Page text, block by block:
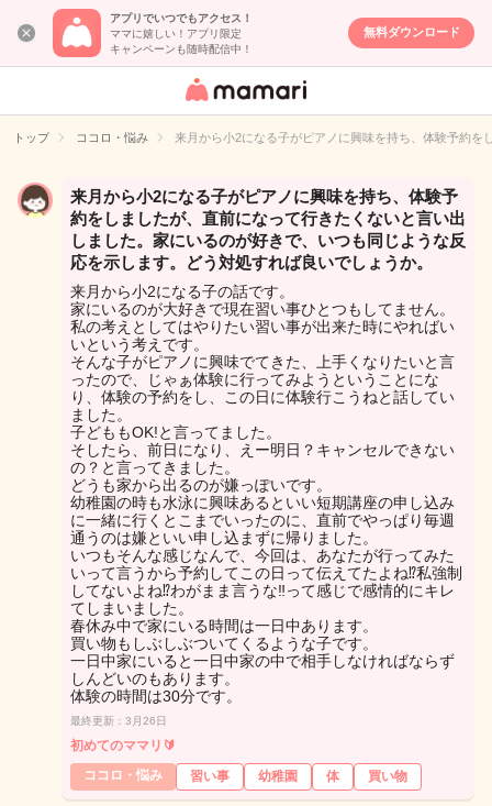
アプリでいつでもアクセス！
ママに嬉しい！アプリ限定
キャンペーンも随時配信中！
無料ダウンロード
女性専用匿名QA
イト
トップ ココロ・悩み 来月から小2になる子がピアノに興味を持ち、体験予約
来月から小2になる子がピアノに興味を持ち、体験予
約をしましたが、直前になって行きたくないと言い出
しました。家にいるのが好きで、いつも同じような反
応を示します。どう対処すれば良いでしょうか。
来月から小2になる子の話です。
家にいるのが大好きで現在習い事ひとつもしてません。
私の考えとしてはやりたい習い事が出来た時にやればい
いという考えです。
そんな子がピアノに興味でてきた、上手くなりたいと言
ったので、じゃぁ体験に行ってみようということにな
り、体験の予約をし、この日に体験行こうねと話してい
ました。
子どももOK!と言ってました。
そしたら、前日になり、えー明日？キャンセルできない
の？と言ってきました。
どうも家から出るのが嫌っぽいです。
幼稚園の時も水泳に興味あるといい短期講座の申し込み
に一緒に行くとこまでいったのに、直前でやっぱり毎週
通うのは嫌といい申し込まずに帰りました。
いつもそんな感じなんで、今回は、あなたが行ってみた
いって言うから予約してこの日って伝えてたよね⁉️私強制
してないよね⁉️わがまま言うな‼️って感じで感情的にキレ
てしまいました。
春休み中で家にいる時間は一日中あります。
買い物もしぶしぶついてくるような子です。
一日中家にいると一日中家の中で相手しなければならず
しんどいのもあります。
体験の時間は30分です。
最終更新：3月26日
初めてのママリ🔰
ココロ・悩み
習い事 幼稚園 体 買い物